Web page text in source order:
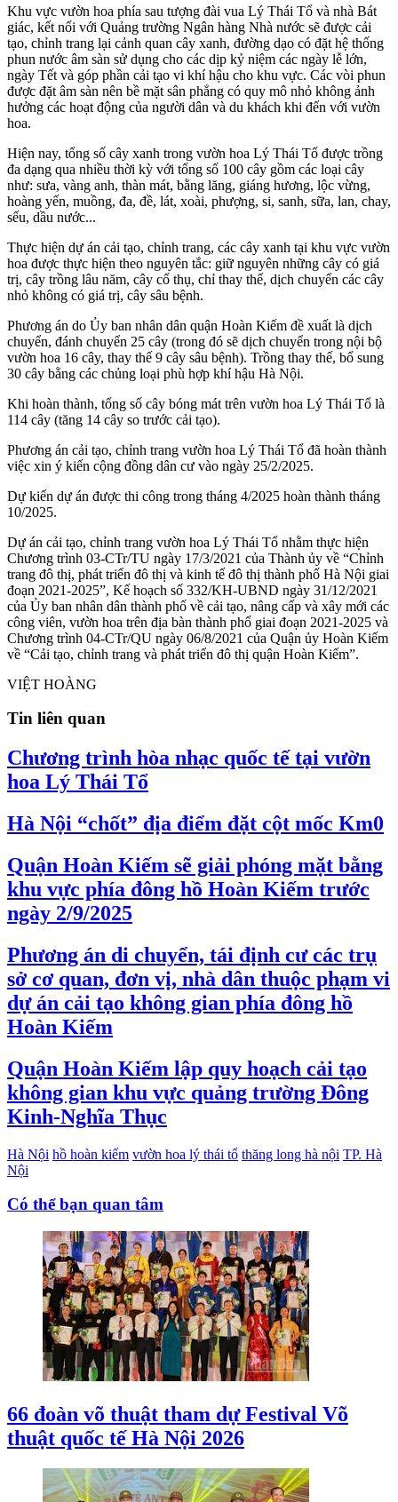
Khu vực vườn hoa phía sau tượng đài vua Lý Thái Tổ và nhà Bát
giác, kết nối với Quảng trường Ngân hàng Nhà nước sẽ được cải
tạo, chỉnh trang lại cảnh quan cây xanh, đường dạo có đặt hệ thống
phun nước âm sàn sử dụng cho các dịp kỷ niệm các ngày lễ lớn,
ngày Tết và góp phần cải tạo vi khí hậu cho khu vực. Các vòi phun
được đặt âm sàn nên bề mặt sân phẳng có quy mô nhỏ không ảnh
hưởng các hoạt động của người dân và du khách khi đến với vườn
hoa.
Hiện nay, tổng số cây xanh trong vườn hoa Lý Thái Tổ được trồng
đa dạng qua nhiều thời kỳ với tổng số 100 cây gồm các loại cây
như: sưa, vàng anh, thàn mát, bằng lăng, giáng hương, lộc vừng,
hoàng yến, muồng, đa, đề, lát, xoài, phượng, si, sanh, sữa, lan, chay,
sếu, dầu nước...
Thực hiện dự án cải tạo, chỉnh trang, các cây xanh tại khu vực vườn
hoa được thực hiện theo nguyên tắc: giữ nguyên những cây có giá
trị, cây trồng lâu năm, cây cổ thụ, chỉ thay thế, dịch chuyển các cây
nhỏ không có giá trị, cây sâu bệnh.
Phương án do Ủy ban nhân dân quận Hoàn Kiếm đề xuất là dịch
chuyển, đánh chuyển 25 cây (trong đó sẽ dịch chuyển trong nội bộ
vườn hoa 16 cây, thay thế 9 cây sâu bệnh). Trồng thay thế, bổ sung
30 cây bằng các chủng loại phù hợp khí hậu Hà Nội.
Khi hoàn thành, tổng số cây bóng mát trên vườn hoa Lý Thái Tổ là
114 cây (tăng 14 cây so trước cải tạo).
Phương án cải tạo, chỉnh trang vườn hoa Lý Thái Tổ đã hoàn thành
việc xin ý kiến cộng đồng dân cư vào ngày 25/2/2025.
Dự kiến dự án được thi công trong tháng 4/2025 hoàn thành tháng
10/2025.
Dự án cải tạo, chỉnh trang vườn hoa Lý Thái Tổ nhằm thực hiện
Chương trình 03-CTr/TU ngày 17/3/2021 của Thành ủy về “Chỉnh
trang đô thị, phát triển đô thị và kinh tế đô thị thành phố Hà Nội giai
đoạn 2021-2025”, Kế hoạch số 332/KH-UBND ngày 31/12/2021
của Ủy ban nhân dân thành phố về cải tạo, nâng cấp và xây mới các
công viên, vườn hoa trên địa bàn thành phố giai đoạn 2021-2025 và
Chương trình 04-CTr/QU ngày 06/8/2021 của Quận ủy Hoàn Kiếm
về “Cải tạo, chỉnh trang và phát triển đô thị quận Hoàn Kiếm”.
VIỆT HOÀNG
Tin liên quan
Chương trình hòa nhạc quốc tế tại vườn
hoa Lý Thái Tổ
Hà Nội “chốt” địa điểm đặt cột mốc Km0
Quận Hoàn Kiếm sẽ giải phóng mặt bằng
khu vực phía đông hồ Hoàn Kiếm trước
ngày 2/9/2025
Phương án di chuyển, tái định cư các trụ
sở cơ quan, đơn vị, nhà dân thuộc phạm vi
dự án cải tạo không gian phía đông hồ
Hoàn Kiếm
Quận Hoàn Kiếm lập quy hoạch cải tạo
không gian khu vực quảng trường Đông
Kinh-Nghĩa Thục
Hà Nội hồ hoàn kiếm vườn hoa lý thái tổ thăng long hà nội TP. Hà
Nội
Có thể bạn quan tâm
66 đoàn võ thuật tham dự Festival Võ
thuật quốc tế Hà Nội 2026